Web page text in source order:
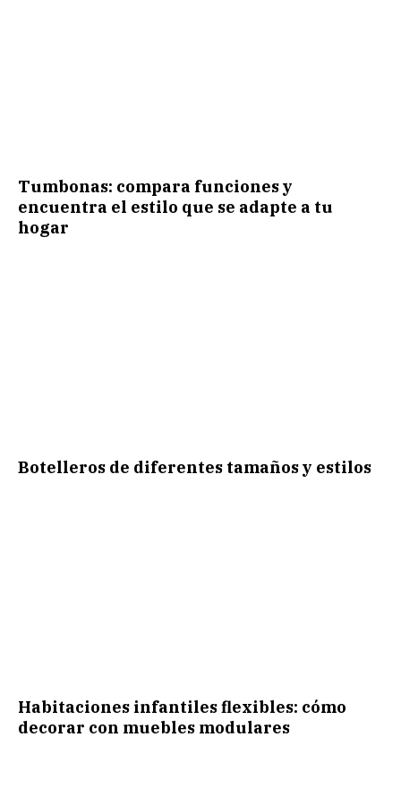
Tumbonas: compara funciones y
encuentra el estilo que se adapte a tu
hogar
Botelleros de diferentes tamaños y estilos
Habitaciones infantiles flexibles: cómo
decorar con muebles modulares